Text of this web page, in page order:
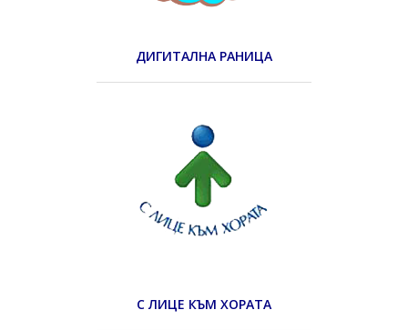
ДИГИТАЛНА РАНИЦА
С ЛИЦЕ КЪМ ХОРАТА